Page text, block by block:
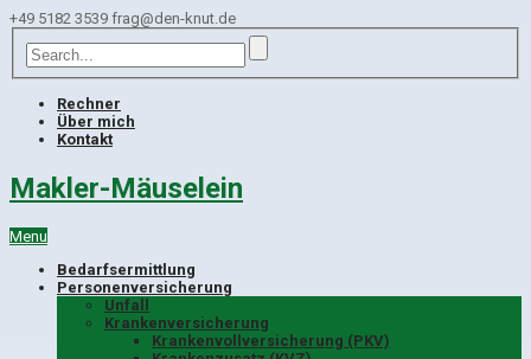
+49 5182 3539 frag@den-knut.de
Rechner
Über mich
Kontakt
Makler-Mäuselein
Menu
Bedarfsermittlung
Personenversicherung
Unfall
Krankenversicherung
Krankenvollversicherung (PKV)